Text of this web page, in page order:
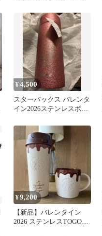
¥4,500
スターバックス バレンタ
イン2026ステンレスボト
¥9,200
【新品】バレンタイン
2026 ステンレスTOGOボ